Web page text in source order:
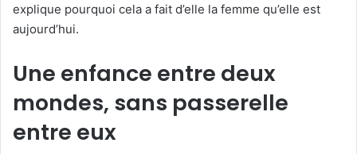
explique pourquoi cela a fait d’elle la femme qu’elle est
aujourd’hui.
Une enfance entre deux
mondes, sans passerelle
entre eux